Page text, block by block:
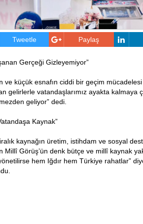
Tweetle Paylaş
Gerçeği Gizleyemiyor”
ve küçük esnafın ciddi bir geçim
gelirlerle vatandaşlarımız ayakta kalmaya
geliyor” dedi.
Kaynak”
kaynağın üretim, istihdam ve sosyal
Millî Görüş’ün denk bütçe ve millî kaynak
hem Iğdır hem Türkiye rahatlar”